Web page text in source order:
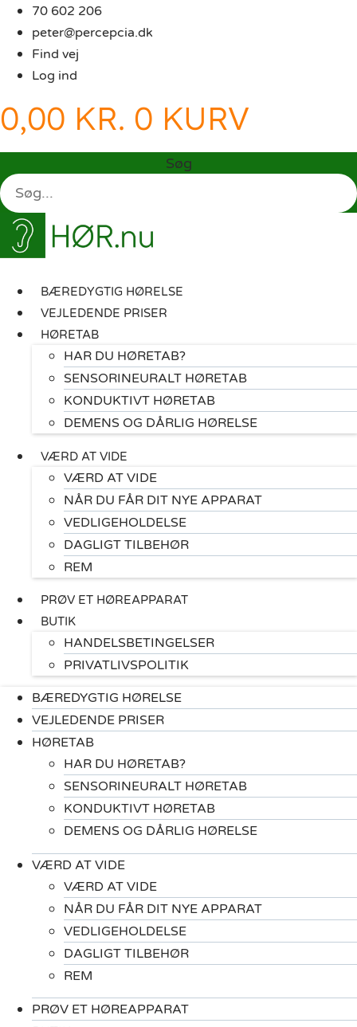
Videre
indhold
70 602 206
peter@percepcia.dk
Find vej
Log ind
0,00 KR. 0 KURV
Søg
BÆREDYGTIG HØRELSE
VEJLEDENDE PRISER
HØRETAB
HAR DU HØRETAB?
SENSORINEURALT HØRETAB
KONDUKTIVT HØRETAB
DEMENS OG DÅRLIG HØRELSE
VÆRD AT VIDE
VÆRD AT VIDE
NÅR DU FÅR DIT NYE APPARAT
VEDLIGEHOLDELSE
DAGLIGT TILBEHØR
REM
PRØV ET HØREAPPARAT
BUTIK
HANDELSBETINGELSER
PRIVATLIVSPOLITIK
BÆREDYGTIG HØRELSE
VEJLEDENDE PRISER
HØRETAB
HAR DU HØRETAB?
SENSORINEURALT HØRETAB
KONDUKTIVT HØRETAB
DEMENS OG DÅRLIG HØRELSE
VÆRD AT VIDE
VÆRD AT VIDE
NÅR DU FÅR DIT NYE APPARAT
VEDLIGEHOLDELSE
DAGLIGT TILBEHØR
REM
PRØV ET HØREAPPARAT